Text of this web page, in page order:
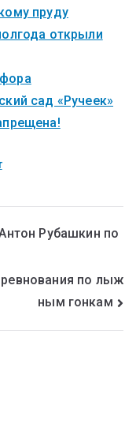
пруду
открыли
сад «Ручеек»
Рубашкин по
по лыж
ным гонкам